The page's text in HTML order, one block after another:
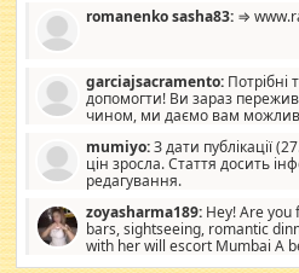
romanenko sasha83: ⇒
garciajsacramento: Потрібні
допомогти! Ви зараз
чином, ми даємо вам
допомагати людям, які
заслуговує на другий шанс, і,
повинні приймати від інших. Для
витрат, а тільки узгоджених сум і
коментуйте цей пост. Введіть суму,
зв'яжемося з вами з усіма
сьогодні на
mumiyo:З дати публікації
цін зросла. Стаття досить
редагування.
zoyasharma189: Hey! Are you
bars, sightseeing, romantic
with her will escort Mumbai A
sexy escort companion in arms that